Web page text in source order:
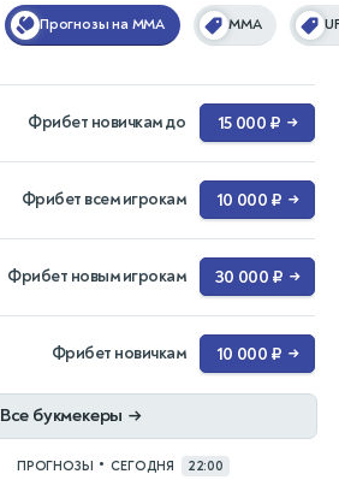
Прогнозы на MMA ММА
Фрибет новичкам до 15 000 ₽ →
Фрибет всем игрокам 10 000 ₽ →
Фрибет новым игрокам 30 000 ₽ →
Фрибет новичкам 10 000 ₽ →
Все букмекеры →
ПРОГНОЗЫ • СЕГОДНЯ 22:00